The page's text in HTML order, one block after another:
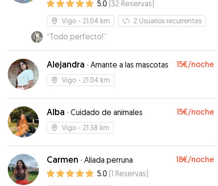
como uno mas de la familia!”
5.0 (32 Reservas)
Vigo - 21.04 km 2 Usuarios recurrentes
“Todo perfecto!”
Alejandra · Amante a las mascotas 15€/noche
Vigo - 21.04 km
Alba · Cuidado de animales 15€/noche
Vigo - 21.38 km
Carmen · Aliada perruna 18€/noche
5.0 (1 Reservas)